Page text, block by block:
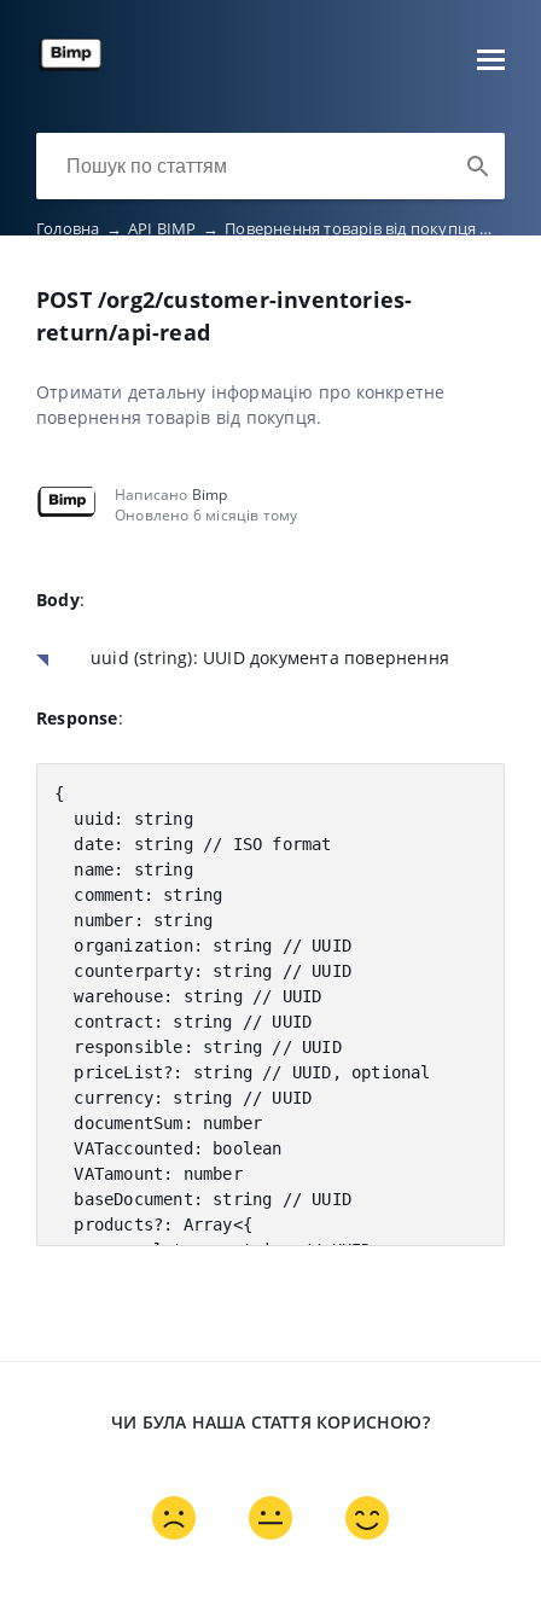
Головна → API BIMP → Повернення товарів від покупця →
POST /org2/customer-inventories-
return/api-read
Отримати детальну інформацію про конкретне
повернення товарів від покупця.
Написано Bimp
Оновлено 6 місяців тому
Body:
uuid (string): UUID документа повернення
Response:
{
  uuid
:
string
  date
: string
// ISO format
  name
:
string
  comment
:
string
  number
:
string
  organization
: string
// UUID
  counterparty
: string
// UUID
  warehouse
: string
// UUID
  contract
: string
// UUID
  responsible
: string // UUID
  priceList
? : string
// UUID, optional
  currency
: string
// UUID
  documentSum
:
number
  VATaccounted
:
boolean
  VATamount
:
number
  baseDocument
: string
// UUID
  products
? : Array<{
    nomenclature
: string // UUID
    VATamount
: number
ЧИ БУЛА НАША СТАТТЯ КОРИСНОЮ?